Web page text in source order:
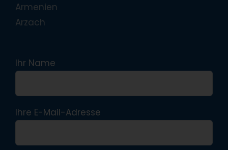
Armenien
Arzach
Ihr Name
Ihre E-Mail-Adresse